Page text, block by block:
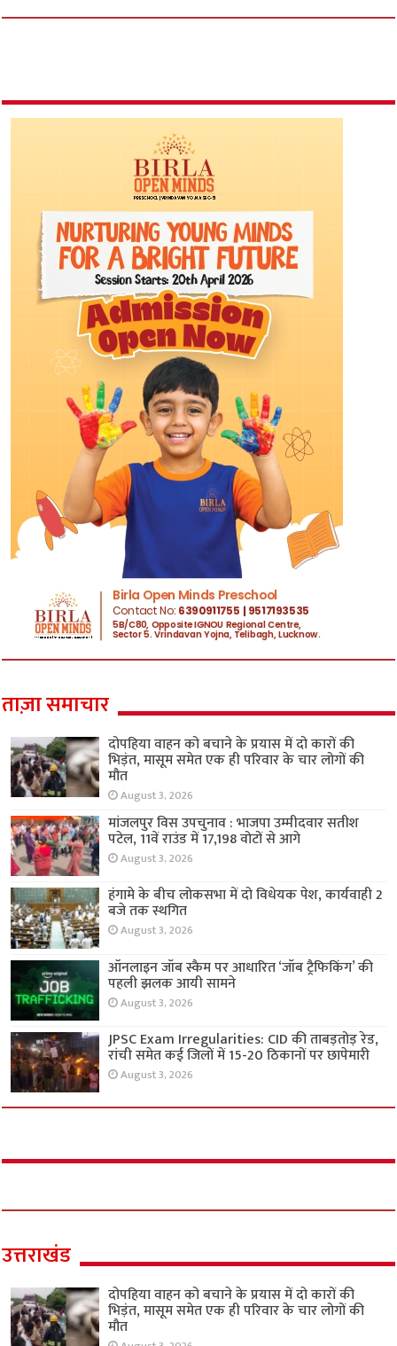
ताज़ा समाचार
दोपहिया वाहन को बचाने के प्रयास में दो कारों की
भिड़ंत, मासूम समेत एक ही परिवार के चार लोगों की
मौत
August 3, 2026
मांजलपुर विस उपचुनाव : भाजपा उम्मीदवार सतीश
पटेल, 11वें राउंड में 17,198 वोटों से आगे
August 3, 2026
हंगामे के बीच लोकसभा में दो विधेयक पेश, कार्यवाही 2
बजे तक स्थगित
August 3, 2026
ऑनलाइन जॉब स्कैम पर आधारित ‘जॉब ट्रैफिकिंग’ की
पहली झलक आयी सामने
August 3, 2026
JPSC Exam Irregularities: CID की ताबड़तोड़ रेड,
रांची समेत कई जिलों में 15-20 ठिकानों पर छापेमारी
August 3, 2026
उत्तराखंड
दोपहिया वाहन को बचाने के प्रयास में दो कारों की
भिड़ंत, मासूम समेत एक ही परिवार के चार लोगों की
मौत